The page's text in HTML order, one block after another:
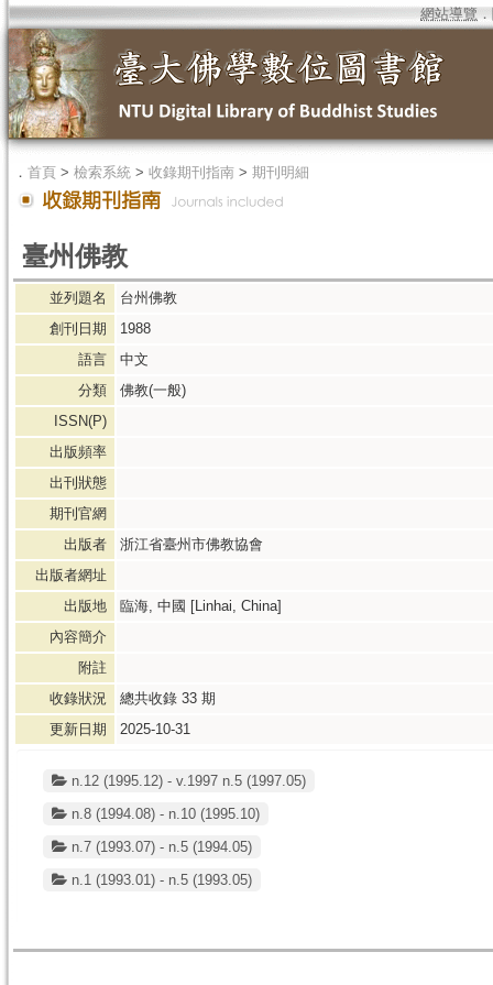
網站導覽 ．
． 首頁 > 檢索系統 > 收錄期刊指南 > 期刊明細
臺州佛教
並列題名
台州佛教
創刊日期
1988
語言
中文
分類
佛教(一般)
ISSN(P)
出版頻率
出刊狀態
期刊官網
出版者
浙江省臺州市佛教協會
出版者網址
出版地
臨海, 中國 [Linhai, China]
內容簡介
附註
收錄狀況
總共收錄 33 期
更新日期
2025-10-31
n.12 (1995.12) - v.1997 n.5 (1997.05)
n.8 (1994.08) - n.10 (1995.10)
n.7 (1993.07) - n.5 (1994.05)
n.1 (1993.01) - n.5 (1993.05)